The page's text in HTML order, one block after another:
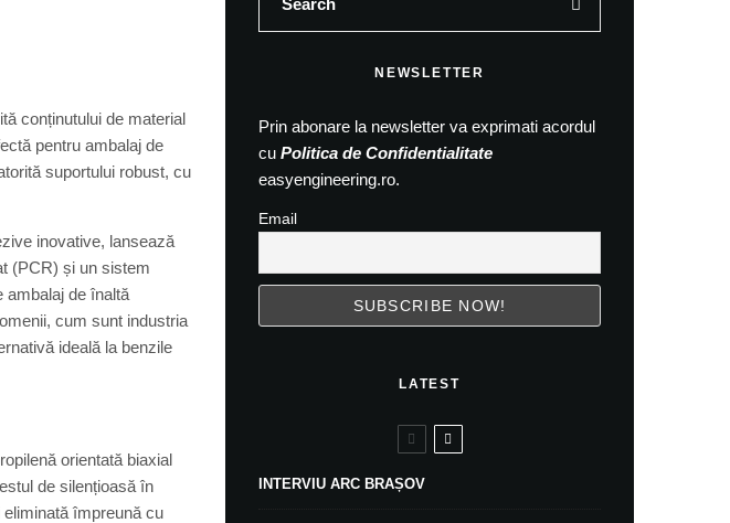
conținutului de material
pentru ambalaj de
suportului robust, cu
inovative, lansează
(PCR) și un sistem
ambalaj de înaltă
cum sunt industria
ideală la benzile
orientată biaxial
de silențioasă în
împreună cu
NEWSLETTER
Prin abonare la newsletter va exprimati acordul
cu Politica de Confidentialitate
easyengineering.ro.
Email
LATEST
INTERVIU ARC BRAȘOV